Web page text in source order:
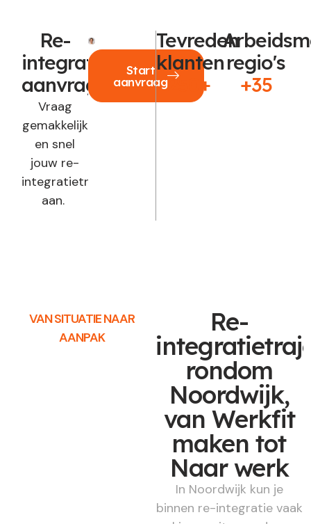
Re-
integratie
aanvragen?
Vraag
gemakkelijk
en snel
jouw re-
integratietraject
aan.
Start
aanvraag
Tevreden
klanten
250+
regio's
+35
VAN SITUATIE NAAR
AANPAK
Re-
rondom
Noordwijk,
van Werkfit
maken tot
Naar werk
In Noordwijk kun je
binnen re-integratie vaak